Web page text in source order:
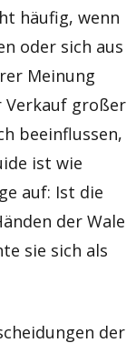
häufig, wenn
oder sich aus
Meinung
Verkauf großer
beeinflussen,
ist wie
auf: Ist die
der Wale
sie sich als
der